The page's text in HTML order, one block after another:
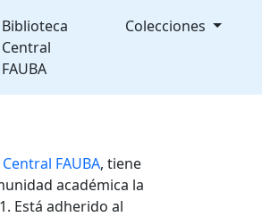
Biblioteca
Central
FAUBA
Colecciones
FAUBA, tiene
académica la
Está adherido al